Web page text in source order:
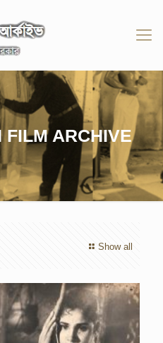
ARCHIVE
Show all